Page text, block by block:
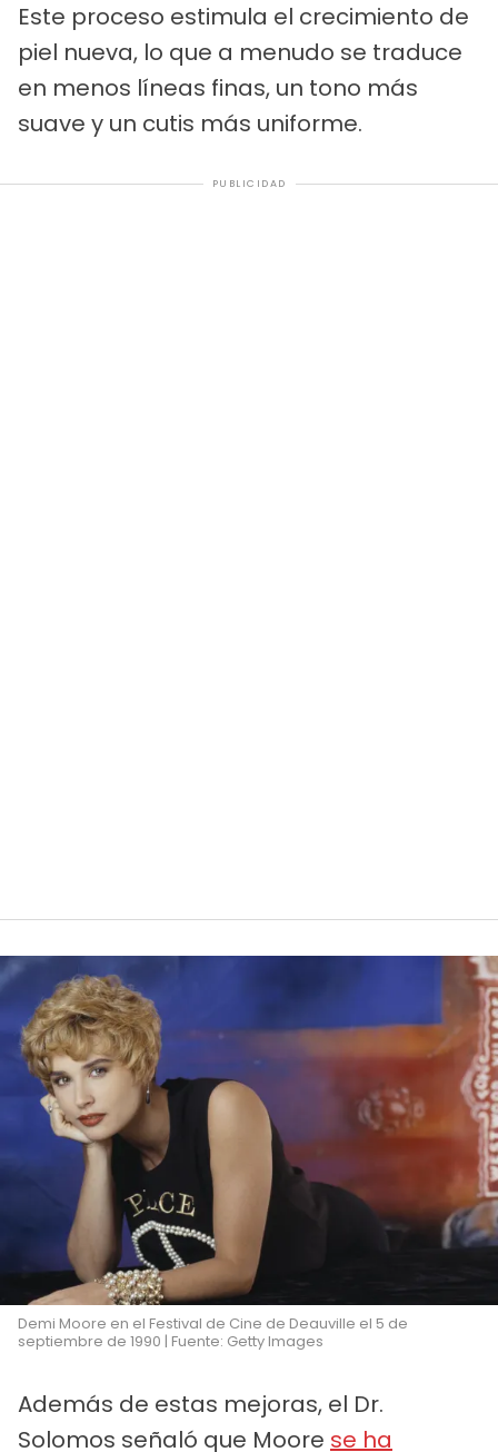
Este proceso estimula el crecimiento de
piel nueva, lo que a menudo se traduce
en menos líneas finas, un tono más
suave y un cutis más uniforme.
PUBLICIDAD
Demi Moore en el Festival de Cine de Deauville el 5 de
septiembre de 1990 | Fuente: Getty Images
Además de estas mejoras, el Dr.
Solomos señaló que Moore se ha